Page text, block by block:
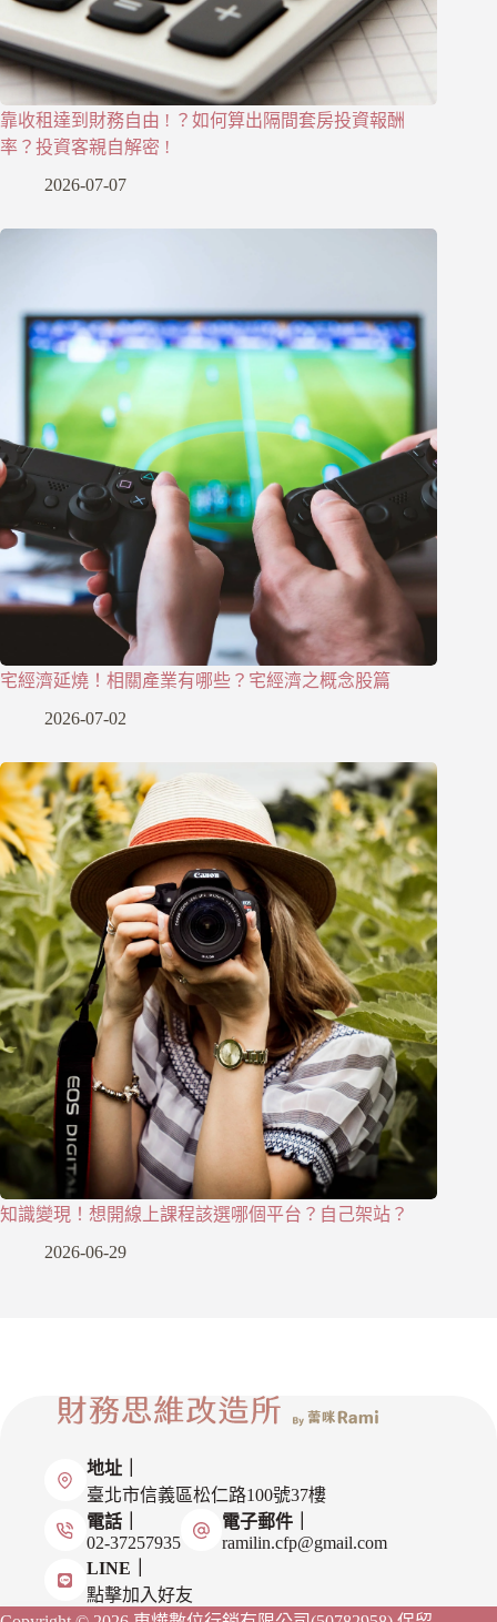
靠收租達到財務自由 ! ？如何算出隔間套房投資報酬
率？投資客親自解密 !
2026-07-07
宅經濟延燒！相關產業有哪些？宅經濟之概念股篇
2026-07-02
知識變現！想開線上課程該選哪個平台？自己架站？
2026-06-29
地址｜
臺北市信義區松仁路100號37樓
電話｜
02-37257935
電子郵件｜
ramilin.cfp@gmail.com
LINE｜
點擊加入好友